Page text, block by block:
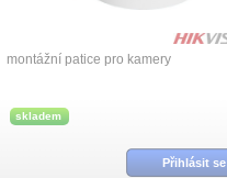
montážní patice pro kamery
skladem
Přihlásit se